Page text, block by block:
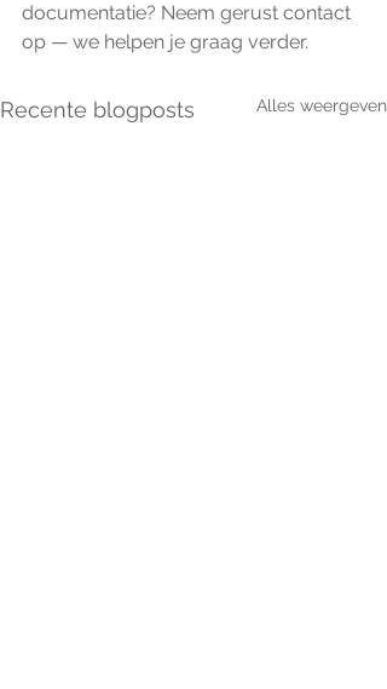
documentatie? Neem gerust contact
op — we helpen je graag verder.
Recente blogposts Alles weergeven